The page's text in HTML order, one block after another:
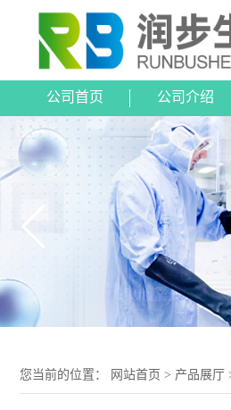
公司首页 公司介绍
您当前的位置： 网站首页 > 产品展厅